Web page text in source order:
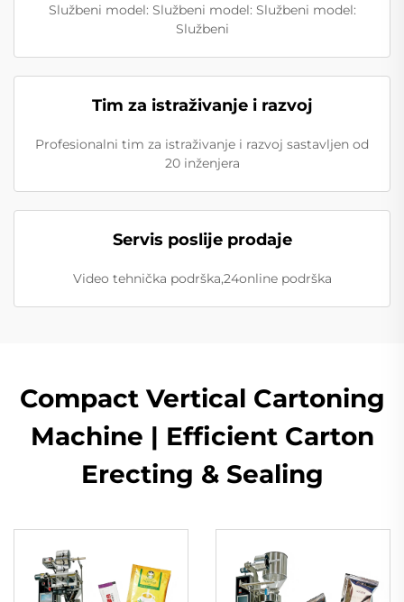
Službeni model: Službeni model: Službeni model:
Službeni
Tim za istraživanje i razvoj
Profesionalni tim za istraživanje i razvoj sastavljen od
20 inženjera
Servis poslije prodaje
Video tehnička podrška,24online podrška
Compact Vertical Cartoning
Machine | Efficient Carton
Erecting & Sealing